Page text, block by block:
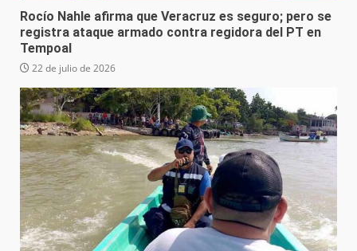
Rocío Nahle afirma que Veracruz es seguro; pero se
registra ataque armado contra regidora del PT en
Tempoal
22 de julio de 2026